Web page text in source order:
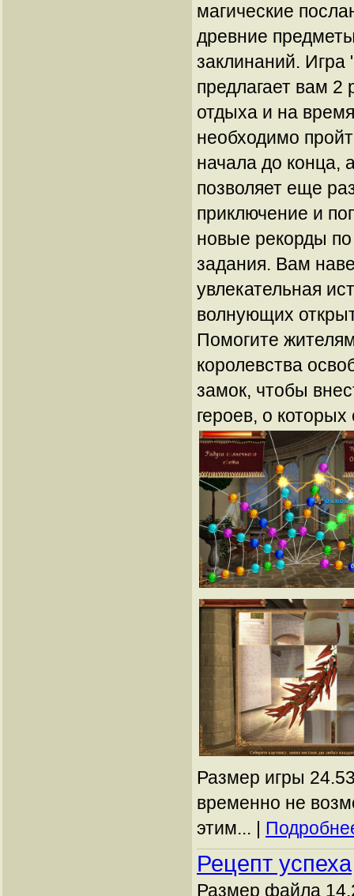
магические
древние
заклинаний. Игра
предлагает вам
отдыха и на
необходимо
начала до конца,
позволяет еще
приключение и
новые рекорды
задания. Вам
увлекательная
волнующих
Помогите
королевства
замок, чтобы
героев, о
Размер игры
временно не
этим... |
Рецепт успеха
Размер файла